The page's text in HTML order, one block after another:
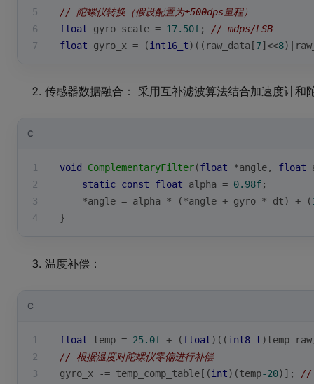
5
// 陀螺仪转换（假设配置为±500dps量程）
6
float gyro_scale = 17.50f; // mdps/LSB
7
float gyro_x = (int16_t)((raw_data[7]<<8
传感器数据融合： 采用互补滤波算法结合加速度计和
C
1 void ComplementaryFilter(float *angle, float
2
static const float alpha = 0.98f;
3
    *angle = alpha * (*angle + gyro * dt) + (
4
}
温度补偿：
C
1 float temp = 25.0f + (float)((int8_t
2
// 根据温度对陀螺仪零偏进行补偿
3
gyro_x -= temp_comp_table[(int)(temp-20)]; //